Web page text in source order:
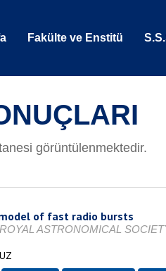
Fakülte ve Enstitü
görüntülenmektedir.
of fast radio bursts
ASTRONOMICAL